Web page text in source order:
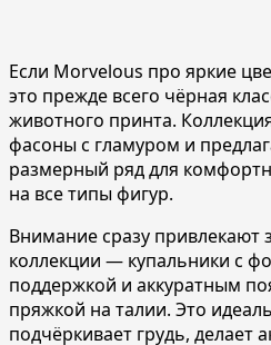
Если Morvelous про яркие
это прежде всего чёрная
животного принта.
фасоны с гламуром и
размерный ряд для
на все типы фигур.
Внимание сразу привлекают
коллекции — купальники с
поддержкой и аккуратным
пряжкой на талии. Это
подчёркивает грудь, делает